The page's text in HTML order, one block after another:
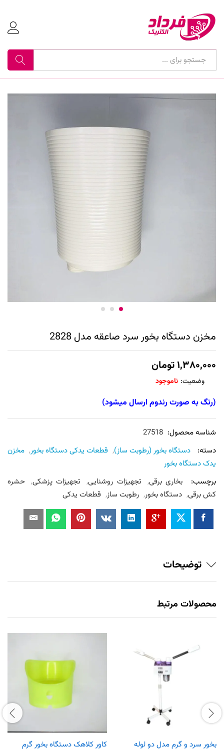
جستجو
مخزن دستگاه بخور سرد صاعقه مدل 2828
۱,۳۸۰,۰۰۰تومان
وضعیت: ناموجود
(رنگ به صورت رندوم ارسال میشود)
شناسه محصول: 27518
دسته:
دستگاه بخور (رطوبت ساز), قطعات یدکی دستگاه بخور, مخزن
یدک دستگاه بخور
برچسب:
بخاری برقی, تجهیزات روشنایی, تجهیزات پزشکی, حشره
کش برقی, دستگاه بخور, رطوبت ساز, قطعات یدکی
توضیحات
محصولات مرتبط
بخور سرد و گرم مدل دو لوله
کاور کلاهک دستگاه بخور گرم